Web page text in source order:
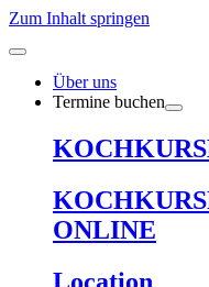
Zum Inhalt springen
Über uns
Termine buchen
ONLINE
Location